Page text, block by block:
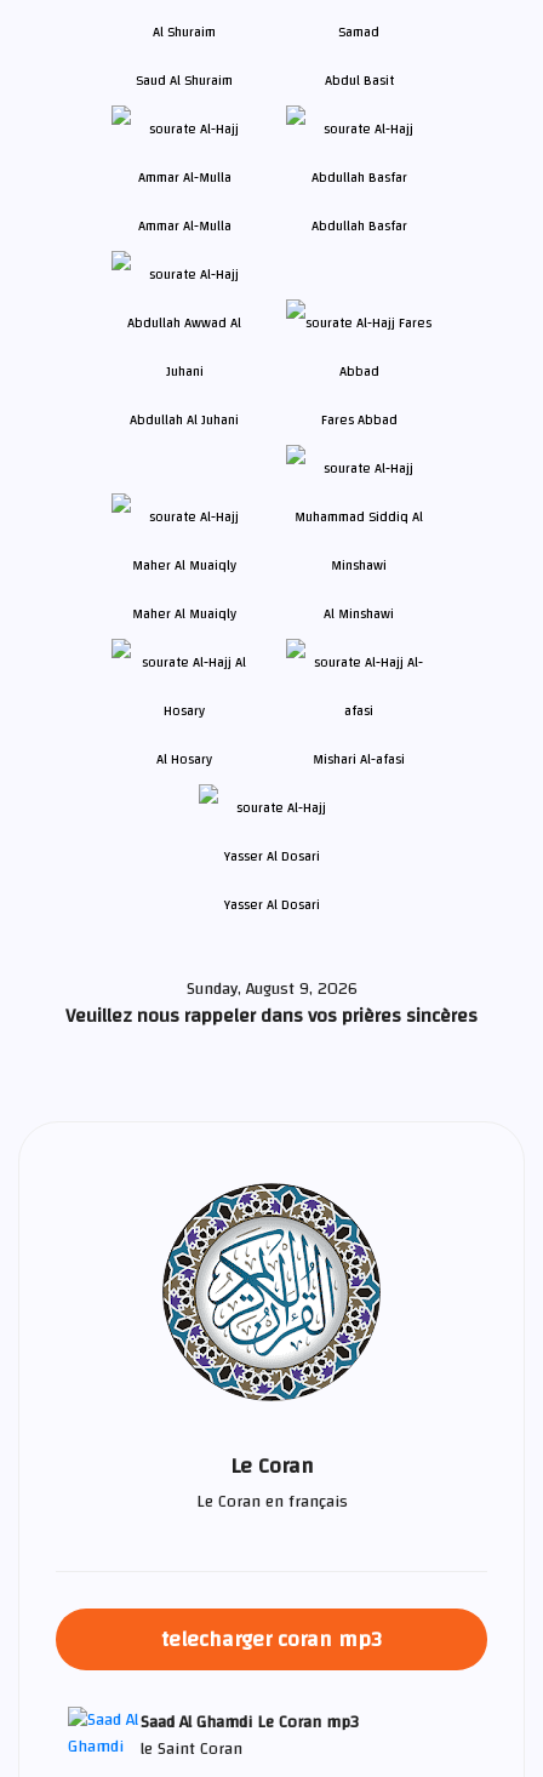
Saud Al Shuraim Abdul Basit
Ammar Al-Mulla Abdullah Basfar
Abdullah Al Juhani Fares Abbad
Maher Al Muaiqly Al Minshawi
Al Hosary Mishari Al-afasi
Yasser Al Dosari
Sunday, August 9, 2026
Veuillez nous rappeler dans vos prières sincères
Le Coran
Le Coran en français
telecharger coran mp3
Saad Al Ghamdi Le Coran mp3
le Saint Coran